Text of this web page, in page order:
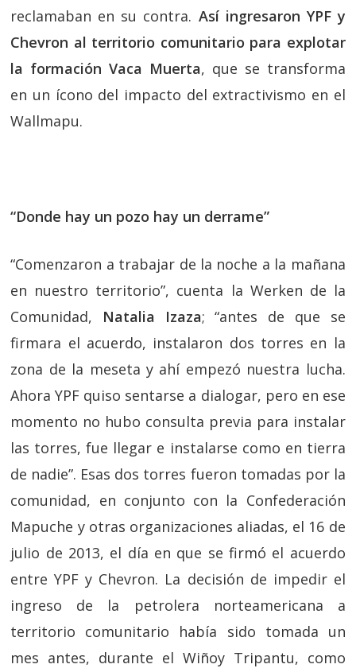
reclamaban en su contra. Así ingresaron YPF y
Chevron al territorio comunitario para explotar
la formación Vaca Muerta, que se transforma
en un ícono del impacto del extractivismo en el
Wallmapu.
“Donde hay un pozo hay un derrame”
“Comenzaron a trabajar de la noche a la mañana
en nuestro territorio”, cuenta la Werken de la
Comunidad, Natalia Izaza; “antes de que se
firmara el acuerdo, instalaron dos torres en la
zona de la meseta y ahí empezó nuestra lucha.
Ahora YPF quiso sentarse a dialogar, pero en ese
momento no hubo consulta previa para instalar
las torres, fue llegar e instalarse como en tierra
de nadie”. Esas dos torres fueron tomadas por la
comunidad, en conjunto con la Confederación
Mapuche y otras organizaciones aliadas, el 16 de
julio de 2013, el día en que se firmó el acuerdo
entre YPF y Chevron. La decisión de impedir el
ingreso de la petrolera norteamericana a
territorio comunitario había sido tomada un
mes antes, durante el Wiñoy Tripantu, como